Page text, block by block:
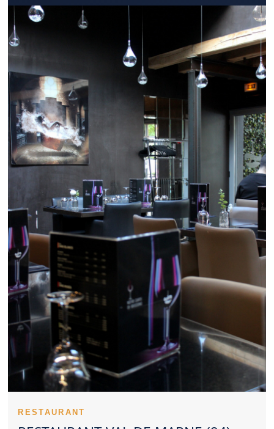
S’orienter vers un Restaurant Val de Marne reconnu rassure
avant de réserver une table. Un Restaurant Val de Marne
s’adresse aussi bien aux couples qu’aux groupes d’amis.
L’ambiance générale d’un Restaurant Val de Marne peut
marquer positivement les convives. Les plats d’un Restaurant
Val de Marne doivent répondre à plusieurs préférences
gustatives. Un Restaurant Val de Marne performant mise
souvent sur la fraîcheur des matières premières. Le sens du
service peut transformer positivement l’expérience dans un
Restaurant Val de Marne. Un Restaurant Val de Marne
accessible attire plus facilement une clientèle régulière. Pour un
déjeuner rapide, un Restaurant Val de Marne efficace est
particulièrement recherché. Le soir venu, un Restaurant Val de
Marne élégant peut créer une vraie parenthèse. Un Restaurant
Val de Marne constitue parfois un excellent lieu pour échanger
autour d’un repas. Le bon équilibre entre tarif et prestation
compte beaucoup pour un Restaurant Val de Marne. Des
spécialités réussies participent à la réputation d’un Restaurant
Val de Marne. Un Restaurant Val de Marne reconnu doit souvent
sa réputation à sa régularité. Les retours d’expérience peuvent
orienter utilement vers un Restaurant Val de Marne. L’orientation
culinaire d’un Restaurant Val de Marne peut répondre à des
envies très différentes. La réservation améliore souvent le
confort lorsqu’on vise un Restaurant Val de Marne connu. Un
Restaurant Val de Marne approprié aux repas en famille crée
une expérience plus simple. Pour un tête-à-tête, un Restaurant
Val de Marne à l’ambiance douce est idéal. Le dressage des
plats soutient l’identité haut de gamme d’un Restaurant Val de
Marne. Un Restaurant Val de Marne sérieux accorde une
attention constante à la propreté. Trouver un Restaurant Val de
Marne satisfaisant implique de considérer plusieurs critères.
Un Restaurant Val de Marne peut devenir un choix privilégié
pour de nombreux clients. L’ambition d’un Restaurant Val de
Marne transparaît à travers son environnement. Un Restaurant
rapidement. Une bonne cuisson améliore nettement
RESTAURANT